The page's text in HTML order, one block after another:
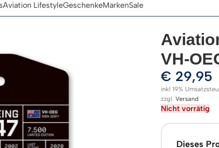
Aviation LifestyleGeschenkeMarkenSale
VH-
€ 29,95
inkl 19%
zzgl. Versand
Nicht vorrätig
Dieses